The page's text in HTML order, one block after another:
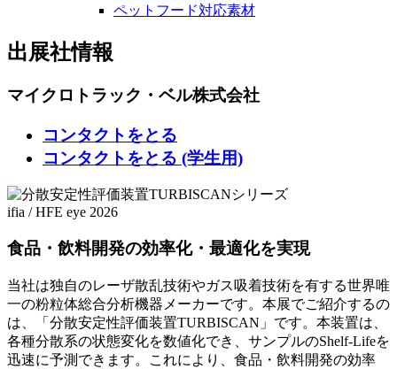
ペットフード対応素材
出展社情報
マイクロトラック・ベル株式会社
コンタクトをとる
コンタクトをとる (学生用)
ifia / HFE eye 2026
食品・飲料開発の効率化・最適化を実現
当社は独自のレーザ散乱技術やガス吸着技術を有する世界唯
一の粉粒体総合分析機器メーカーです。本展でご紹介するの
は、「分散安定性評価装置TURBISCAN」です。本装置は、
各種分散系の状態変化を数値化でき、サンプルのShelf-Lifeを
迅速に予測できます。これにより、食品・飲料開発の効率